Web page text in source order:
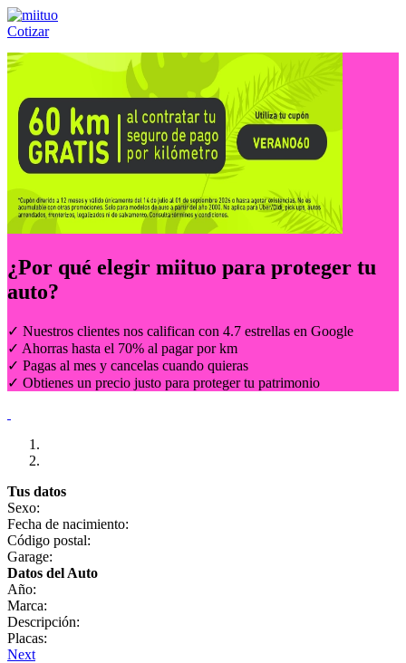
Cotizar
Llámanos al:(55) 84-21-05-00 ó
¿Por qué elegir miituo para proteger tu
auto?
✓ Nuestros clientes nos califican con 4.7 estrellas en Google
✓ Ahorras hasta el 70% al pagar por km
✓ Pagas al mes y cancelas cuando quieras
✓ Obtienes un precio justo para proteger tu patrimonio
Tus datos
Sexo:
Fecha de nacimiento:
Código postal:
Garage:
Datos del Auto
Año:
Marca:
Descripción:
Placas:
Next